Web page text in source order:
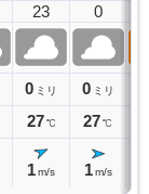
23
0 ミリ
27 ℃
1m/s
0
0 ミリ
27℃
1 m/s